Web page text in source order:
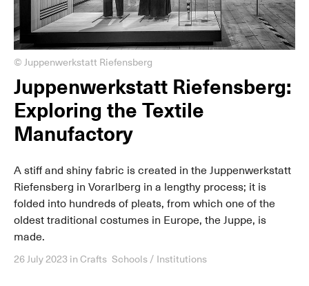
© Juppenwerkstatt Riefensberg
Juppenwerkstatt Riefensberg:
Exploring the Textile
Manufactory
A stiff and shiny fabric is created in the Juppenwerkstatt
Riefensberg in Vorarlberg in a lengthy process; it is
folded into hundreds of pleats, from which one of the
oldest traditional costumes in Europe, the Juppe, is
made.
26 July 2023 in Crafts Schools / Institutions